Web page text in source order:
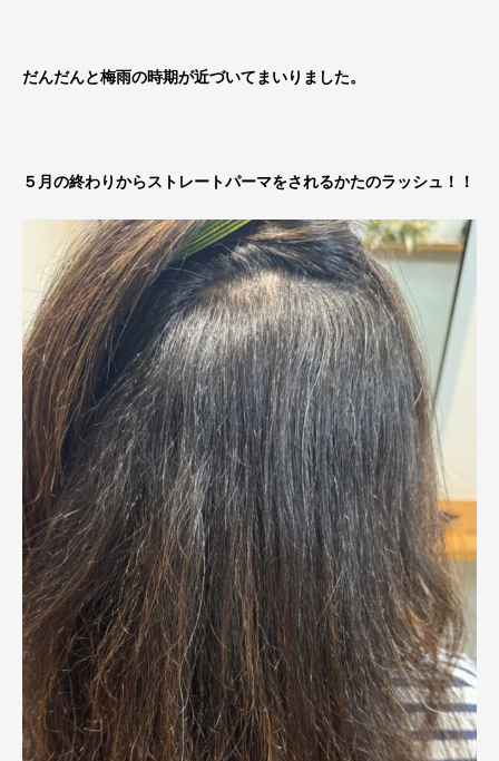
だんだんと梅雨の時期が近づいてまいりました。
５月の終わりからストレートパーマをされるかたのラッシュ！！